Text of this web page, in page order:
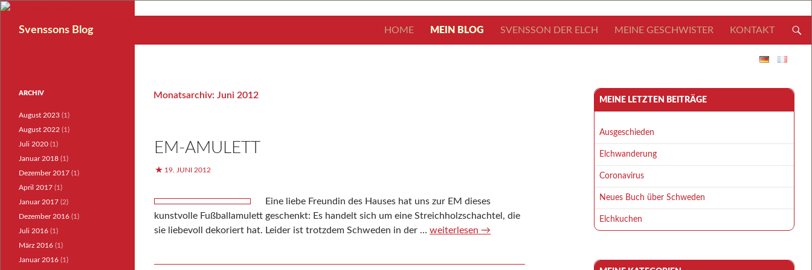
Svenssons Blog HOME MEIN BLOG SVENSSON DER ELCH MEINE GESCHWISTER KONTAKT
Monatsarchiv: Juni 2012
EM-AMULETT
19. JUNI 2012
Eine liebe Freundin des Hauses hat uns zur EM dieses
kunstvolle Fußballamulett geschenkt: Es handelt sich um eine Streichholzschachtel, die
sie liebevoll dekoriert hat. Leider ist trotzdem Schweden in der …EM-Amulett
weiterlesen →
MEINE LETZTEN BEITRÄGE
Ausgeschieden
Elchwanderung
Coronavirus
Neues Buch über Schweden
Elchkuchen
ARCHIV
August 2023 (1)
August 2022 (1)
Juli 2020 (1)
Januar 2018 (1)
Dezember 2017 (1)
April 2017 (1)
Januar 2017 (2)
Dezember 2016 (1)
Juli 2016 (1)
März 2016 (1)
Januar 2016 (1)